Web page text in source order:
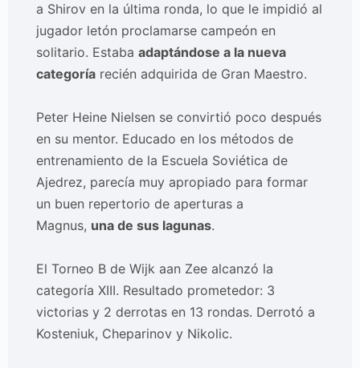
a Shirov en la última ronda, lo que le impidió al
jugador letón proclamarse campeón en
solitario. Estaba adaptándose a la nueva
categoría recién adquirida de Gran Maestro.
Peter Heine Nielsen se convirtió poco después
en su mentor. Educado en los métodos de
entrenamiento de la Escuela Soviética de
Ajedrez, parecía muy apropiado para formar
un buen repertorio de aperturas a
Magnus, una de sus lagunas.
El Torneo B de Wijk aan Zee alcanzó la
categoría XIII. Resultado prometedor: 3
victorias y 2 derrotas en 13 rondas. Derrotó a
Kosteniuk, Cheparinov y Nikolic.